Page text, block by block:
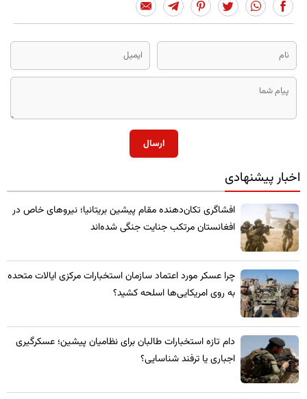
ارسال
اخبار پیشنهادی
​افشاگری تکان‌دهنده مقام پیشین بریتانیا؛ نیروهای خاص در
افغانستان مرتکب جنایت جنگی شده‌اند
چرا عسکر مورد اعتماد سازمان استخبارات مرکزی ایالات متحده
به روی امریکایی‌ها اسلحه کشید؟
​دام تازه استخبارات طالبان برای نظامیان پیشین؛ عسکرگیری
اجباری یا ترفند شناسایی؟